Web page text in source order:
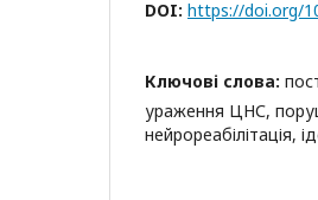
DOI: https://doi.org/
Ключові слова:
ураження ЦНС,
нейрореабілітація,